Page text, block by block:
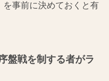
事前に決めておくと有
盤戦を制する者がラ